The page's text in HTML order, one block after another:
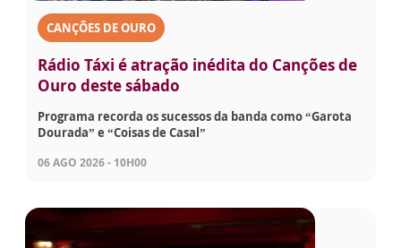
CANÇÕES DE OURO
Rádio Táxi é atração inédita do Canções de
Ouro deste sábado
Programa recorda os sucessos da banda como “Garota
Dourada” e “Coisas de Casal”
06 AGO 2026 - 10H00